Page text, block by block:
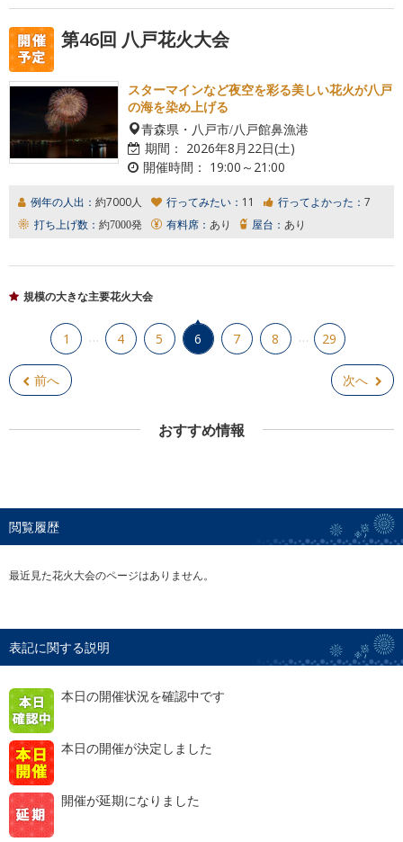
第46回 八戸花火大会
スターマインなど夜空を彩る美しい花火が八戸
の海を染め上げる
青森県・八戸市/八戸館鼻漁港
期間： 2026年8月22日(土)
開催時間： 19:00～21:00
例年の人出： 約7000人 行ってみたい： 11 行ってよかった： 7
打ち上げ数： 約7000発 有料席： あり 屋台： あり
規模の大きな主要花火大会
前へ
1 … 4 5 6 7 8 … 29
次へ
おすすめ情報
閲覧履歴
最近見た花火大会のページはありません。
表記に関する説明
本日の開催状況を確認中です
本日の開催が決定しました
開催が延期になりました